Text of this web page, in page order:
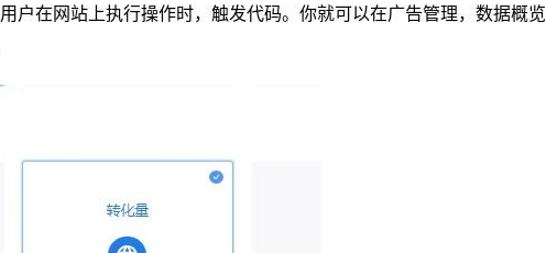
户在网站上执行操作时，触发代码。你就可以在广告管理，数据概览